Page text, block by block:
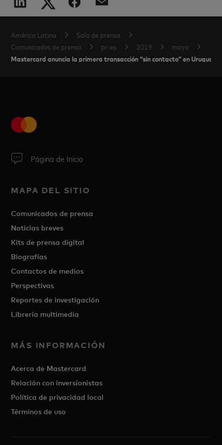
América Latina
Sala de prensa
Comunicados de prensa
pr-es 2019 mayo
Mastercard anuncia la primera transacción “sin contacto” en Uruguay
Página de Inicio
MAPA DEL SITIO
Comunicados de prensa
Noticias breves
Kits de prensa digital
Biografías
Contactos de medios
Perspectivas
Reportes de investigación
Librería multimedia
MÁS INFORMACIÓN
Acerca de Mastercard
Relación con inversionistas
Política de privacidad local
Términos de uso